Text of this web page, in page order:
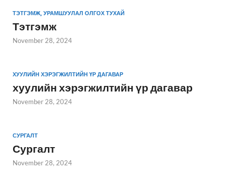
ТЭТГЭМЖ, УРАМШУУЛАЛ ОЛГОХ ТУХАЙ
Тэтгэмж
November 28, 2024
ХУУЛИЙН ХЭРЭГЖИЛТИЙН ҮР ДАГАВАР
хуулийн хэрэгжилтийн үр дагавар
November 28, 2024
СУРГАЛТ
Сургалт
November 28, 2024